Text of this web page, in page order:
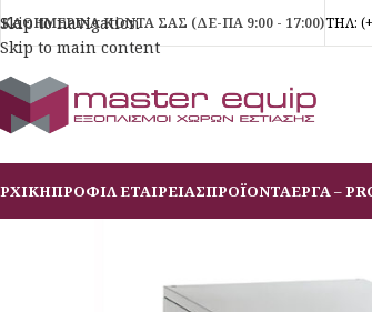
Skip to navigation
Skip to main content
ΚΑΘΗΜΕΡΙΝΑ ΚΟΝΤΑ ΣΑΣ (ΔΕ-ΠΑ 9:00 - 17:00)ΤΗΛ:
ΠΡΟΦΙΛ ΕΤΑΙΡΕΙΑΣΠΡΟΪΟΝΤΑΕΡΓΑ –